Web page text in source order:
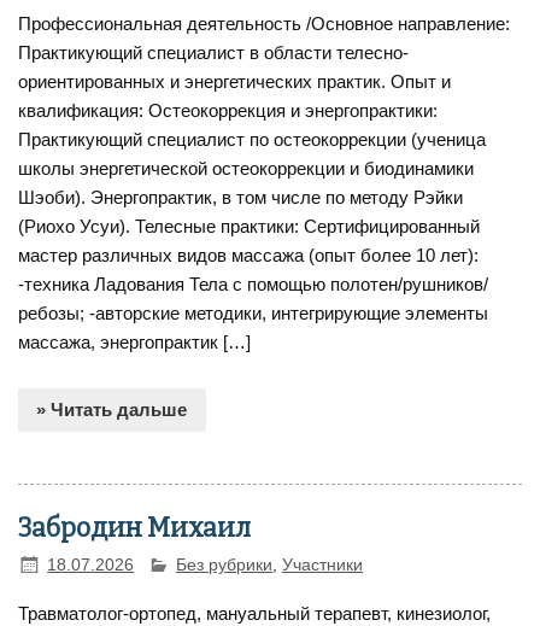
Профессиональная деятельность /Основное направление:
Практикующий специалист в области телесно-
ориентированных и энергетических практик. Опыт и
квалификация: Остеокоррекция и энергопрактики:
Практикующий специалист по остеокоррекции (ученица
школы энергетической остеокоррекции и биодинамики
Шэоби). Энергопрактик, в том числе по методу Рэйки
(Риохо Усуи). Телесные практики: Сертифицированный
мастер различных видов массажа (опыт более 10 лет):
-техника Ладования Тела с помощью полотен/рушников/
ребозы; -авторские методики, интегрирующие элементы
массажа, энергопрактик […]
» Читать дальше
Забродин Михаил
18.07.2026 Без рубрики ,Участники
Травматолог-ортопед, мануальный терапевт, кинезиолог,